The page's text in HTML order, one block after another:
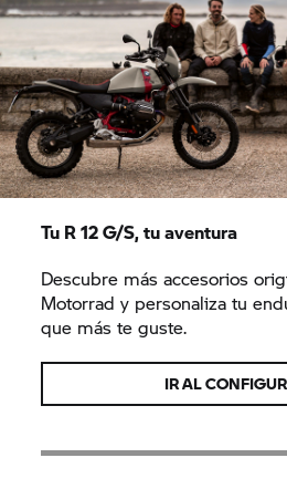
Tu R 12 G/S, tu aventura
Descubre más accesorios
Motorrad y personaliza tu
que más te guste.
IR AL